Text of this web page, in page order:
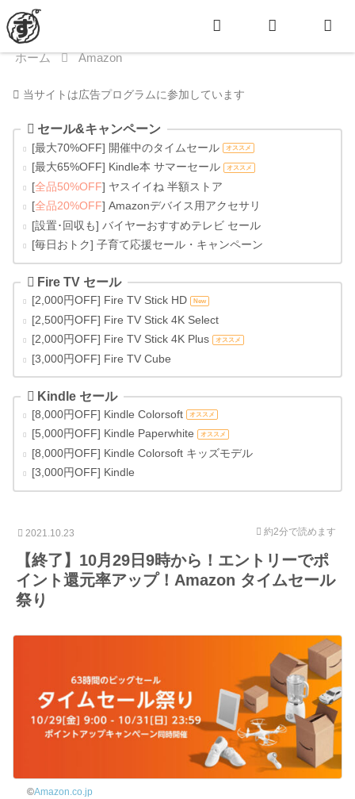
ホーム Amazon
当サイトは広告プログラムに参加しています
セール&キャンペーン
[最大70%OFF] 開催中のタイムセール オススメ
[最大65%OFF] Kindle本 サマーセール オススメ
[全品50%OFF] ヤスイイね 半額ストア
[全品20%OFF] Amazonデバイス用アクセサリ
[設置･回収も] バイヤーおすすめテレビ セール
[毎日おトク] 子育て応援セール・キャンペーン
Fire TV セール
[2,000円OFF] Fire TV Stick HD New
[2,500円OFF] Fire TV Stick 4K Select
[2,000円OFF] Fire TV Stick 4K Plus オススメ
[3,000円OFF] Fire TV Cube
Kindle セール
[8,000円OFF] Kindle Colorsoft オススメ
[5,000円OFF] Kindle Paperwhite オススメ
[8,000円OFF] Kindle Colorsoft キッズモデル
[3,000円OFF] Kindle
【終了】10月29日9時から！エントリーでポ
イント還元率アップ！Amazon タイムセール
祭り
2021.10.23 約2分で読めます
©Amazon.co.jp